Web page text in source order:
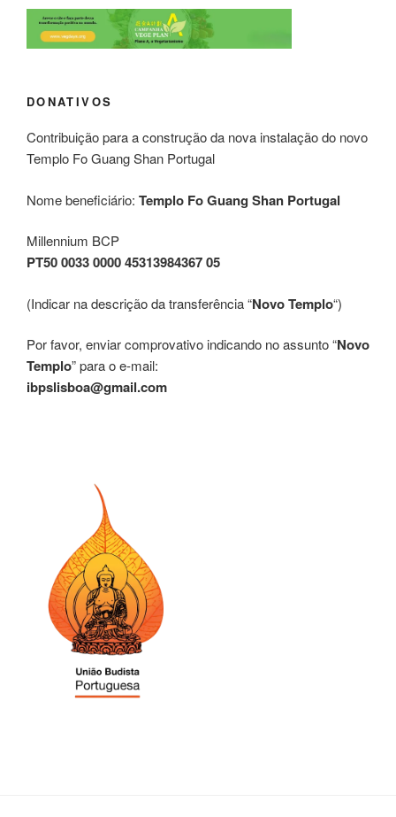
DONATIVOS
Contribuição para a construção da nova instalação do novo
Templo Fo Guang Shan Portugal
Nome beneficiário: Templo Fo Guang Shan Portugal
Millennium BCP
PT50 0033 0000 45313984367 05
(Indicar na descrição da transferência “Novo Templo“)
Por favor, enviar comprovativo indicando no assunto “Novo
Templo” para o e-mail:
ibpslisboa@gmail.com